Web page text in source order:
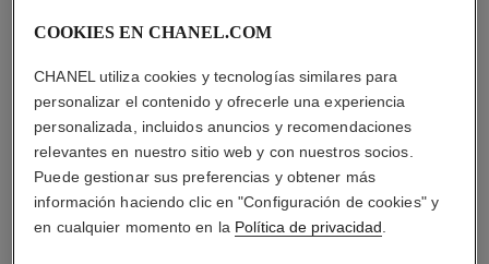
Oro amarillo de 18 quilates
DESCUBRA TAMBIÉN
COOKIES EN CHANEL.COM
CHANEL utiliza cookies y tecnologías similares para
personalizar el contenido y ofrecerle una experiencia
personalizada, incluidos anuncios y recomendaciones
relevantes en nuestro sitio web y con nuestros socios.
Puede gestionar sus preferencias y obtener más
información haciendo clic en "Configuración de cookies" y
en cualquier momento en la Política de privacidad